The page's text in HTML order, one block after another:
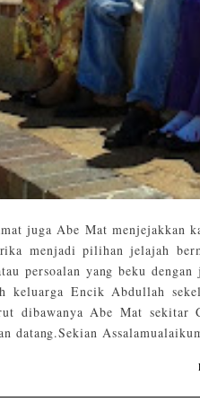
juga Abe Mat menjejakkan
menjadi pilihan jelajah
persoalan yang beku
keluarga Encik Abdullah
dibawanya Abe Mat sekitar
datang.Sekian